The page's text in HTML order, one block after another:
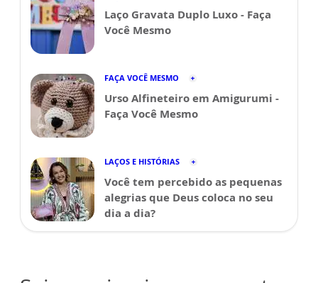
Laço Gravata Duplo Luxo - Faça
Você Mesmo
FAÇA VOCÊ MESMO
Urso Alfineteiro em Amigurumi -
Faça Você Mesmo
LAÇOS E HISTÓRIAS
Você tem percebido as pequenas
alegrias que Deus coloca no seu
dia a dia?